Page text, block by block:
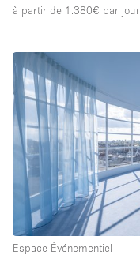
à partir de 1.380€ par jour
Espace Événementiel